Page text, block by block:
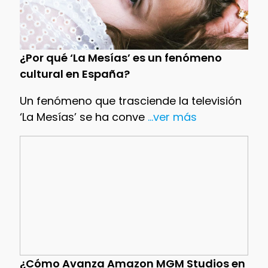
¿Por qué ‘La Mesías’ es un fenómeno
cultural en España?
Un fenómeno que trasciende la televisión
‘La Mesías’ se ha conve...ver más
¿Cómo Avanza Amazon MGM Studios en